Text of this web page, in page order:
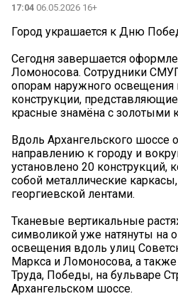
17:04 06.05.2026 16+
Город украшается к Дню
Сегодня завершается
Ломоносова. Сотрудники
опорам наружного освещения
конструкции,
красные знамёна с золотыми
Вдоль Архангельского шоссе
направлению к городу и
установлено 20 конструкций,
собой металлические
георгиевской лентами.
Тканевые вертикальные
символикой уже натянуты на
освещения вдоль улиц
Маркса и Ломоносова, а
Труда, Победы, на бульваре
Архангельском шоссе.